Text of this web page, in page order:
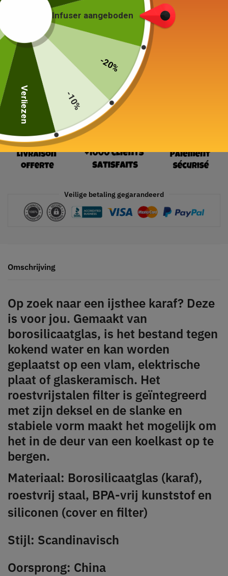
19 in voorraad
In winkelwagen
Veilige betaling gegarandeerd
Omschrijving
Op zoek naar een ijsthee karaf? Deze
is voor jou. Gemaakt van
borosilicaatglas, is het bestand tegen
kokend water en kan worden
geplaatst op een vlam, elektrische
plaat of glaskeramisch. Het
roestvrijstalen filter is geïntegreerd
met zijn deksel en de slanke en
stabiele vorm maakt het mogelijk om
het in de deur van een koelkast op te
bergen.
Materiaal: Borosilicaatglas (karaf),
roestvrij staal, BPA-vrij kunststof en
siliconen (cover en filter)
Stijl: Scandinavisch
Oorsprong: China
Infuser aangeboden
-20%
-10%
Verliezen